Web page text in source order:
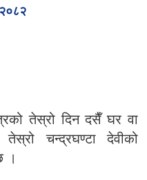
तेस्रो दिन दसैँ घर वा
तेस्रो चन्द्रघण्टा देवीको
।